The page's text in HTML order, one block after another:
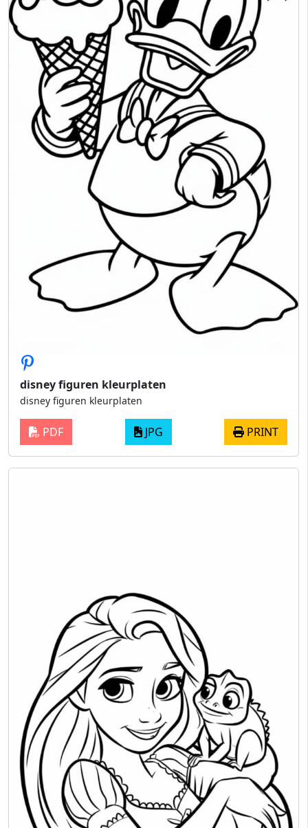
disney figuren kleurplaten
disney figuren kleurplaten
PDF JPG PRINT